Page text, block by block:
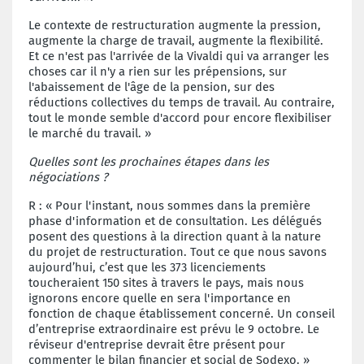
Le contexte de restructuration augmente la pression,
augmente la charge de travail, augmente la flexibilité.
Et ce n'est pas l'arrivée de la Vivaldi qui va arranger les
choses car il n'y a rien sur les prépensions, sur
l'abaissement de l'âge de la pension, sur des
réductions collectives du temps de travail. Au contraire,
tout le monde semble d'accord pour encore flexibiliser
le marché du travail. »
Quelles sont les prochaines étapes dans les
négociations ?
R : « Pour l'instant, nous sommes dans la première
phase d'information et de consultation. Les délégués
posent des questions à la direction quant à la nature
du projet de restructuration. Tout ce que nous savons
aujourd’hui, c’est que les 373 licenciements
toucheraient 150 sites à travers le pays, mais nous
ignorons encore quelle en sera l'importance en
fonction de chaque établissement concerné. Un conseil
d’entreprise extraordinaire est prévu le 9 octobre. Le
réviseur d'entreprise devrait être présent pour
commenter le bilan financier et social de Sodexo. »